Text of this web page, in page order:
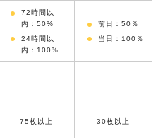
72時間以
内：50%
24時間以
内：100%
前日：50％
当日：100％
75枚以上 30枚以上